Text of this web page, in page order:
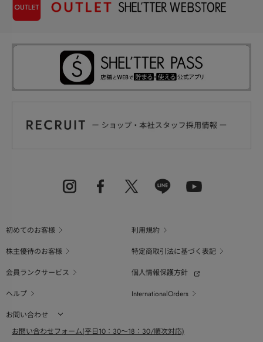
初めてのお客様
利用規約
株主優待のお客様
特定商取引法に基づく表記
会員ランクサービス
個人情報保護方針
ヘルプ
InternationalOrders
お問い合わせ
お問い合わせフォーム(平日10：30～18：30/順次対応)